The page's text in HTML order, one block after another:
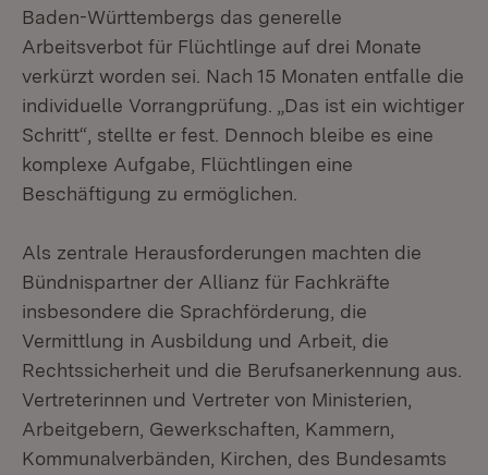
Baden-Württembergs das generelle
Arbeitsverbot für Flüchtlinge auf drei Monate
verkürzt worden sei. Nach 15 Monaten entfalle die
individuelle Vorrangprüfung. „Das ist ein wichtiger
Schritt“, stellte er fest. Dennoch bleibe es eine
komplexe Aufgabe, Flüchtlingen eine
Beschäftigung zu ermöglichen.
Als zentrale Herausforderungen machten die
Bündnispartner der Allianz für Fachkräfte
insbesondere die Sprachförderung, die
Vermittlung in Ausbildung und Arbeit, die
Rechtssicherheit und die Berufsanerkennung aus.
Vertreterinnen und Vertreter von Ministerien,
Arbeitgebern, Gewerkschaften, Kammern,
Kommunalverbänden, Kirchen, des Bundesamts